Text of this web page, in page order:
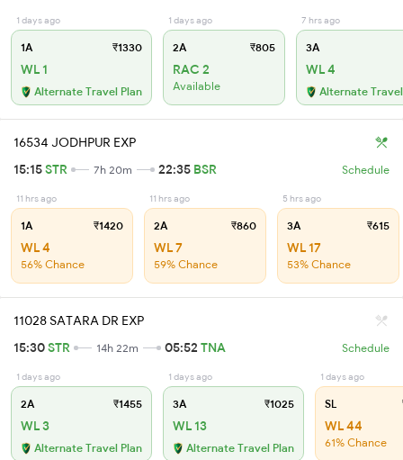
1 days ago
1A ₹1330
WL 1
Alternate Travel Plan
1 days ago
2A ₹805
RAC 2
Available
7 hrs ago
3A
WL 4
Alternate
16534 JODHPUR EXP
15:15STR 7h 20m 22:35 BSR Schedule
11 hrs ago
1A ₹1420
WL 4
56% Chance
11 hrs ago
2A ₹860
WL 7
59% Chance
5 hrs ago
3A ₹615
WL 17
53% Chance
11028 SATARA DR EXP
15:30STR 14h 22m 05:52 TNA Schedule
1 days ago
2A ₹1455
WL 3
Alternate Travel Plan
1 days ago
3A ₹1025
WL 13
Alternate Travel Plan
1 days ago
SL
WL 44
61% Chance